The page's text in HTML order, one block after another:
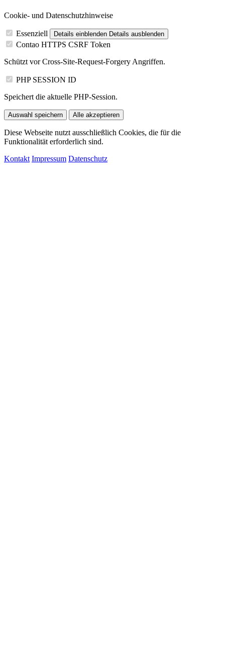
Cookie- und Datenschutzhinweise
Essenziell Details einblenden Details ausblenden
Contao HTTPS CSRF Token
Schützt vor Cross-Site-Request-Forgery Angriffen.
PHP SESSION ID
Speichert die aktuelle PHP-Session.
Auswahl speichern Alle akzeptieren
Diese Webseite nutzt ausschließlich Cookies, die für die
Funktionalität erforderlich sind.
Kontakt Impressum Datenschutz